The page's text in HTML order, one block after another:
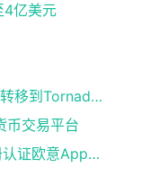
4亿美元
UwUlend攻击者已将1000枚ETH转移到Tornado Cash
币交易平台
欧意易app最新版下载：新手注册认证欧意App下载操作教程